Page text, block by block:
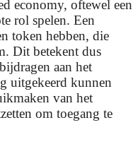
economy, oftewel een
rol spelen. Een
token hebben, die
Dit betekent dus
aan het
uitgekeerd kunnen
van het
om toegang te